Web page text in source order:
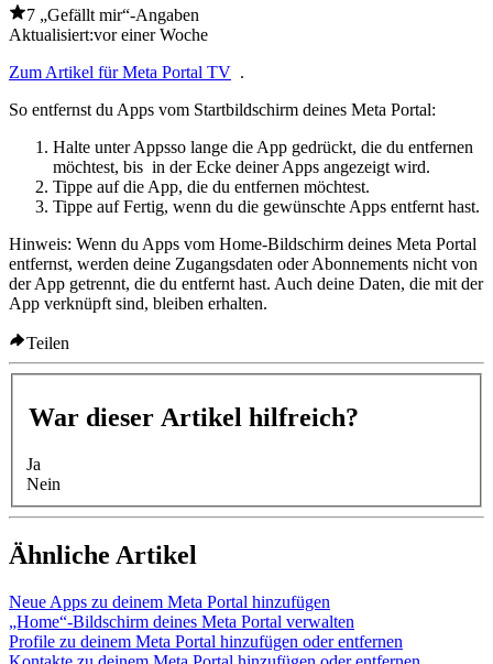
7 „Gefällt mir“-Angaben
Aktualisiert:vor einer Woche
Zum Artikel für Meta Portal TV .
So entfernst du Apps vom Startbildschirm deines Meta Portal:
Halte unterAppsso lange die App gedrückt, die du entfernen
möchtest, bis in der Ecke deiner Apps angezeigt wird.
Tippe aufdie App, die du entfernen möchtest.
Tippe aufFertig, wenn du die gewünschte Apps entfernt hast.
Hinweis: Wenn du Apps vom Home-Bildschirm deines Meta Portal
entfernst, werden deine Zugangsdaten oder Abonnements nicht von
der App getrennt, die du entfernt hast. Auch deine Daten, die mit der
App verknüpft sind, bleiben erhalten.
Teilen
War dieser Artikel hilfreich?
Ja
Nein
Ähnliche Artikel
Neue Apps zu deinem Meta Portal hinzufügen
„Home“-Bildschirm deines Meta Portal verwalten
Profile zu deinem Meta Portal hinzufügen oder entfernen